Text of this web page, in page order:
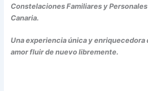
Constelaciones Familiares y Personales
Canaria.
Una experiencia única y enriquecedora
amor fluir de nuevo libremente.